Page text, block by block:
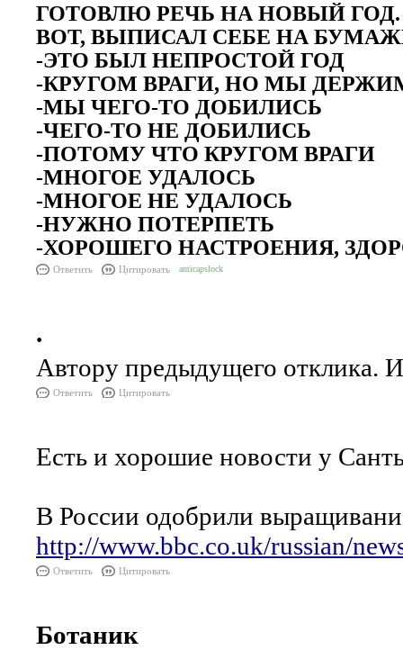
ГОТОВЛЮ РЕЧЬ НА НОВЫЙ ГОД.
ВОТ, ВЫПИСАЛ СЕБЕ НА
-ЭТО БЫЛ НЕПРОСТОЙ ГОД
-КРУГОМ ВРАГИ, НО МЫ
-МЫ ЧЕГО-ТО ДОБИЛИСЬ
-ЧЕГО-ТО НЕ ДОБИЛИСЬ
-ПОТОМУ ЧТО КРУГОМ ВРАГИ
-МНОГОЕ УДАЛОСЬ
-МНОГОЕ НЕ УДАЛОСЬ
-НУЖНО ПОТЕРПЕТЬ
-ХОРОШЕГО НАСТРОЕНИЯ,
Ответить Цитировать anticapslock
.
Автору предыдущего отклика.
Ответить Цитировать
Есть и хорошие новости у
В России одобрили
http://www.bbc.co.uk/russian/
Ответить Цитировать
Ботаник